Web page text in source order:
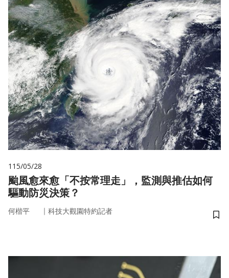
115/05/28
颱風愈來愈「不按常理走」，監測與推估如何
驅動防災決策？
何楷平 ｜ 科技大觀園特約記者
儲